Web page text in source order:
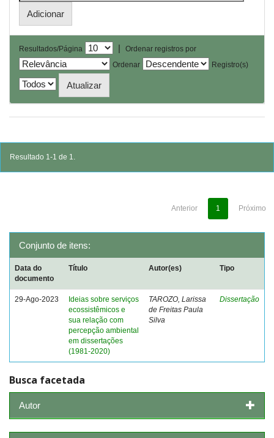
Resultados/Página |
Ordenar registros por
Ordenar
Registro(s)
Resultado 1-1 de 1.
Anterior 1 Próximo
Conjunto de itens:
Data do
documento
Título Autor(es) Tipo
29-Ago-2023
Ideias sobre serviços
ecossistêmicos e
sua relação com
percepção ambiental
em dissertações
(1981-2020)
TAROZO, Larissa
de Freitas Paula
Silva
Dissertação
Busca facetada
Autor